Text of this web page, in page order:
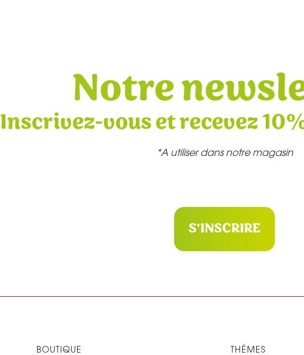
Notre
Inscrivez-vous et recevez
*A utiliser dans notre magasin
S'INSCRIRE
BOUTIQUE THÈMES